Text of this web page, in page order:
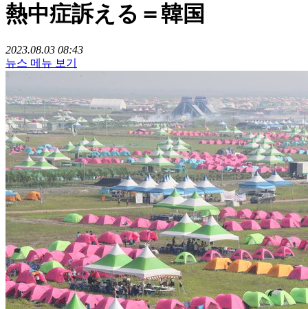
熱中症訴える＝韓国
2023.08.03 08:43
뉴스 메뉴 보기